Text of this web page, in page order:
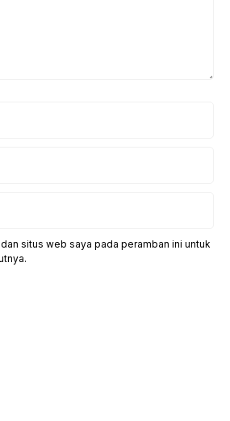
situs web saya pada peramban ini untuk